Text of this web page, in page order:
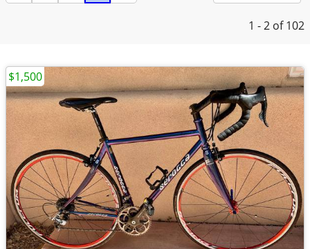
1 - 2 of 102
$1,500